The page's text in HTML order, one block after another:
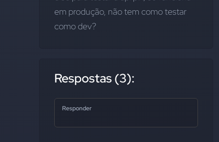
em produção, não tem como testar
como dev?
Respostas (3):
Responder